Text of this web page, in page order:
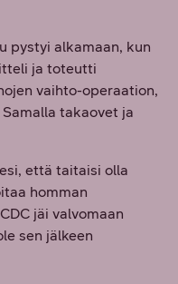
pystyi alkamaan, kun
ja toteutti
vaihto-operaation,
takaovet ja
että taitaisi olla
homman
jäi valvomaan
sen jälkeen